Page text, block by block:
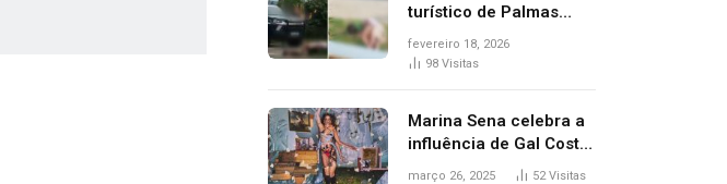
turístico de Palmas
ocorreu em frente à
viatura e base de
fevereiro 18, 2026
98 Visitas
Marina Sena celebra a
influência de Gal Costa
na arte do álbum
março 26, 2025 52Visitas